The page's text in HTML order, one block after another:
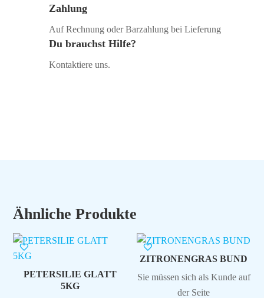
Zahlung
Auf Rechnung oder Barzahlung bei Lieferung
Du brauchst Hilfe?
Kontaktiere uns.
Ähnliche Produkte
PETERSILIE GLATT
5KG
ZITRONENGRAS BUND
Sie müssen sich als Kunde auf
der Seite